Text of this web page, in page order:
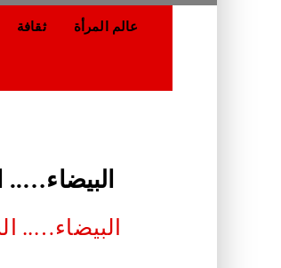
ثقافة عالم المرأة
البيضاء…..